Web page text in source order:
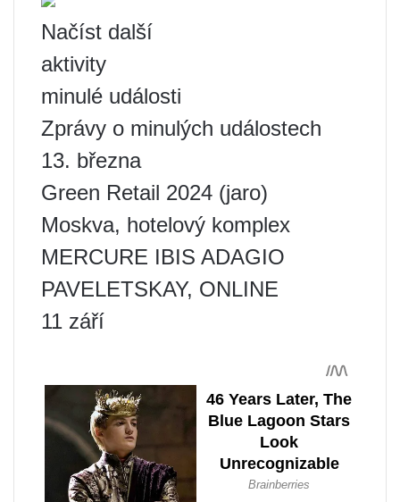
Načíst další
aktivity
minulé události
Zprávy o minulých událostech
13. března
Green Retail 2024 (jaro)
Moskva, hotelový komplex
MERCURE IBIS ADAGIO
PAVELETSKAY, ONLINE
11 září